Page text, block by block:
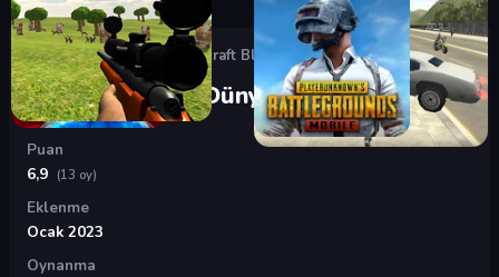
Oyunlar›3D Oyunlar Minecraft Blok Dünyası
Minecraft Blok Dünyası
Puan
6,9 (13 oy)
Eklenme
Ocak 2023
Oynanma